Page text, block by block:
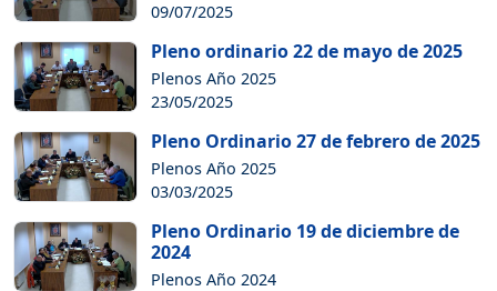
09/07/2025
Pleno ordinario 22 de mayo de 2025
Plenos Año 2025
23/05/2025
Pleno Ordinario 27 de febrero de 2025
Plenos Año 2025
03/03/2025
Pleno Ordinario 19 de diciembre de
2024
Plenos Año 2024